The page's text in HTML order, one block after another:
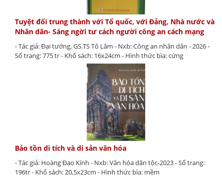
Tuyệt đối trung thành với Tổ quốc, với Đảng, Nhà nước và
Nhân dân- Sáng ngời tư cách người công an cách mạng
- Tác giả: Đại tướng, GS.TS Tô Lâm - Nxb: Công an nhân dân - 2026 -
Số trang: 775 tr - Khổ sách: 16x24cm - Hình thức bìa: cứng
Bảo tồn di tích và di sản văn hóa
- Tác giả: Hoàng Đạo Kính - Nxb: Văn hóa dân tộc-2023 - Số trang:
196tr - Khổ sách: 20,5x23cm - Hình thức bìa: mềm